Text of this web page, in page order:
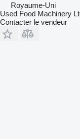
Royaume-Uni
Used Food Machinery
Contacter le vendeur